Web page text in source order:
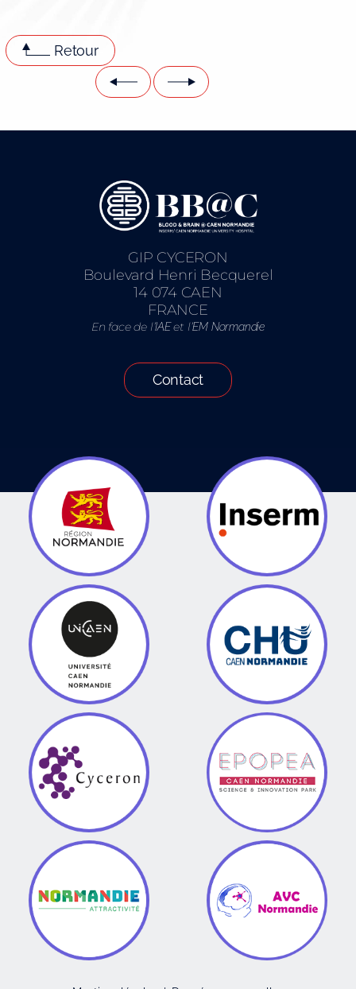
Retour
GIP CYCERON
Boulevard Henri Becquerel
14 074 CAEN
FRANCE
En face de l’IAEet l’EM Normandie
Contact